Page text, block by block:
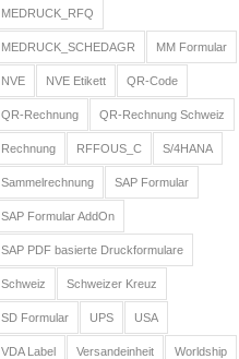
MEDRUCK_RFQ
MEDRUCK_SCHEDAGR MM Formular
NVE NVE Etikett QR-Code
QR-Rechnung QR-Rechnung Schweiz
Rechnung RFFOUS_C S/4HANA
Sammelrechnung SAP Formular
SAP Formular AddOn
SAP PDF basierte Druckformulare
Schweiz Schweizer Kreuz
SD Formular UPS USA
VDA Label Versandeinheit Worldship